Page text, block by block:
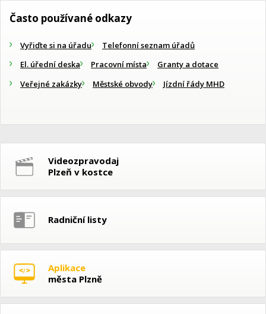
Často používané odkazy
Vyřiďte si na úřadu
Telefonní seznam úřadů
El. úřední deska
Pracovní místa
Granty a dotace
Veřejné zakázky
Městské obvody Jízdní řády MHD
Videozpravodaj
Plzeň v kostce
Radniční listy
Aplikace
města Plzně